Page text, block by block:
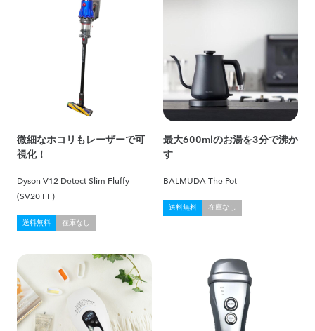
微細なホコリもレーザーで可
視化！
Dyson V12 Detect Slim Fluffy
(SV20 FF)
送料無料 在庫なし
最大600mlのお湯を3分で沸か
す
BALMUDA The Pot
送料無料 在庫なし